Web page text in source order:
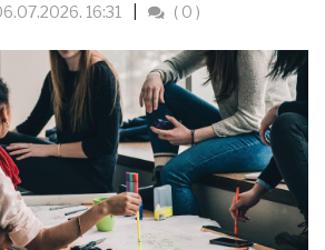
16:31 ( 0 )